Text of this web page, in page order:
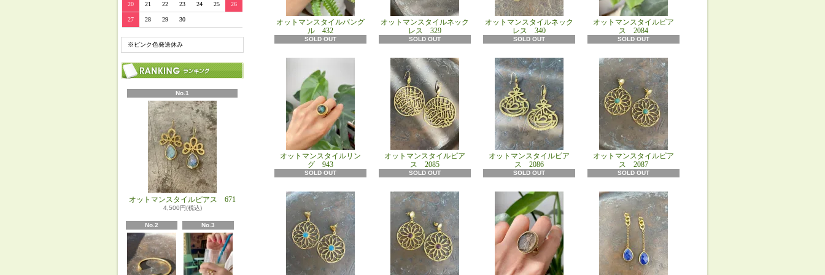
20 21 22 23 24 25 26
27 28 29 30
※ピンク色発送休み
No.1
オットマンスタイルピアス 671
4,500円(税込)
No.2 No.3
オットマンスタイルバング
ル 432
SOLD OUT
オットマンスタイルネック
レス 329
SOLD OUT
オットマンスタイルネック
レス 340
SOLD OUT
オットマンスタイルピア
ス 2084
SOLD OUT
オットマンスタイルリン
グ 943
SOLD OUT
オットマンスタイルピア
ス 2085
SOLD OUT
オットマンスタイルピア
ス 2086
SOLD OUT
オットマンスタイルピア
ス 2087
SOLD OUT